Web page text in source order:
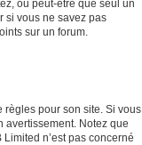
ou peut-être que seul un
si vous ne savez pas
sur un forum.
pour son site. Si vous
avertissement. Notez que
n’est pas concerné